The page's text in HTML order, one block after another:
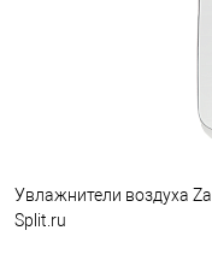
Увлажнители воздуха
Split.ru